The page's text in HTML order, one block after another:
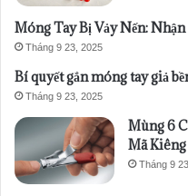
Móng Tay Bị Vảy Nến:
Tháng 9 23, 2025
Bí quyết gắn móng tay giả
Tháng 9 23, 2025
Mùng 6
Mã
Tháng 9